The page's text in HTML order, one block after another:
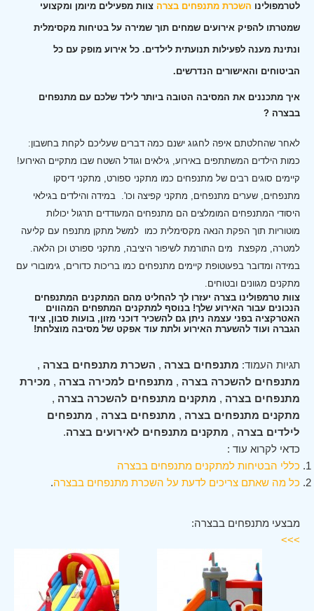
לטרמפולינו השכרת מתנפחים בצרה צוות מפעילים מיומן ומקצועי
שמטרתו להפיק אירועים שמחים תוך שמירה על בטיחות מקסימלית
ונתינת מענה לפעילות תנועתית לילדים. כל אירוע מופק עם כל
הביטוחים והאישורים הנדרשים.
איך מתכננים את המסיבה הטובה ביותר לילד שלכם עם מתנפחים
בבצרה ?
לאחר שהחלטתם איפה לחגוג ישנם כמה דברים שעליכם לקחת בחשבון:
כמות הילדים המשתתפים באירוע, גילאים וגודל השטח שבו מתקיים האירוע!
קיימים סוגים רבים של מתנפחים כמו מתקני ספורט, מתקני דיסקו
מתנפחים, שערים מתנפחים, מתקני קפיצה וכו'. במידה והילדים בגילאי
היסודי המתנפחים המומלצים הם מתנפחים המעודדים תרגול יכולות
מוטוריות תוך הפקת הנאה מקסימלית כמו למשל מתקן מתנפח עם קליעה
למטרה, מקפצת מים התורמת לשיפור היציבה, מתקני ספורט וכן הלאה.
במידה ומדובר בפעוטופת קיימים מתנפחים כמו בריכות כדורים, גימובורי עם
מתקנים מגוונים ובטוחים.
צוות טרמפולינו בצרה יעזרו לך להחליט מהם המתקנים המתנפחים
הנכונים עבור האירוע שלך! בנוסף למתקנים המתפחים המהווים
האטרקציה בפני עצמה ניתן גם להשכיר דוכני מזון, בועות סבון, ציוד
הגברה ועוד להשערת האירוע ולתת עוד אפקט של מסיבה מוצלחת!
תגיות העמוד: מתנפחים בצרה , השכרת מתנפחים בצרה ,
מתנפחים להשכרה בצרה , מתנפחים למכירה בצרה , מכירת
מתנפחים בצרה , מתקנים מתנפחים להשכרה בצרה ,
מתקנים מתנפחים בצרה , מתנפחים בצרה , מתנפחים
לילדים בצרה , מתקנים מתנפחים לאירועים בצרה.
כדאי לקרוא עוד :
כללי הבטיחות למתקנים מתנפחים בבצרה
כל מה שאתם צריכים לדעת על השכרת מתנפחים בבצרה.
מבצעי מתנפחים בבצרה:
>>>